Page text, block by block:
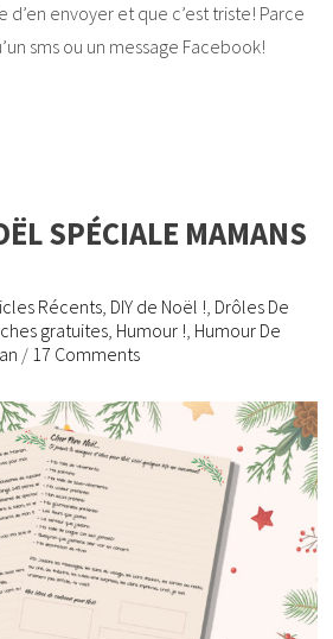
d’en envoyer et que c’est triste! Parce
sms ou un message Facebook!
SPÉCIALE MAMANS
Récents, DIY de Noël !, Drôles De
gratuites, Humour !, Humour De
/ 17 Comments